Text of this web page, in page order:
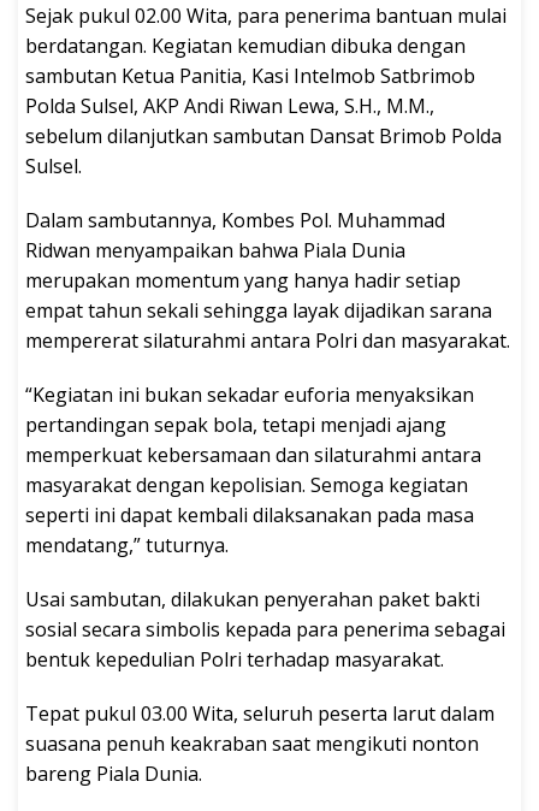
Sejak pukul 02.00 Wita, para penerima bantuan mulai
berdatangan. Kegiatan kemudian dibuka dengan
sambutan Ketua Panitia, Kasi Intelmob Satbrimob
Polda Sulsel, AKP Andi Riwan Lewa, S.H., M.M.,
sebelum dilanjutkan sambutan Dansat Brimob Polda
Sulsel.
Dalam sambutannya, Kombes Pol. Muhammad
Ridwan menyampaikan bahwa Piala Dunia
merupakan momentum yang hanya hadir setiap
empat tahun sekali sehingga layak dijadikan sarana
mempererat silaturahmi antara Polri dan masyarakat.
“Kegiatan ini bukan sekadar euforia menyaksikan
pertandingan sepak bola, tetapi menjadi ajang
memperkuat kebersamaan dan silaturahmi antara
masyarakat dengan kepolisian. Semoga kegiatan
seperti ini dapat kembali dilaksanakan pada masa
mendatang,” tuturnya.
Usai sambutan, dilakukan penyerahan paket bakti
sosial secara simbolis kepada para penerima sebagai
bentuk kepedulian Polri terhadap masyarakat.
Tepat pukul 03.00 Wita, seluruh peserta larut dalam
suasana penuh keakraban saat mengikuti nonton
bareng Piala Dunia.